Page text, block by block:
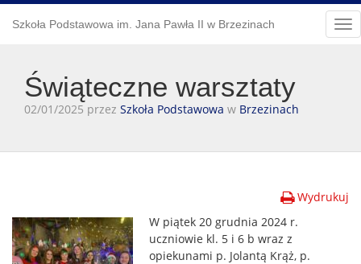
Szkoła Podstawowa im. Jana Pawła II w Brzezinach
Świąteczne warsztaty
02/01/2025 przez Szkoła Podstawowa w Brzezinach
Wydrukuj
W piątek 20 grudnia 2024 r.
uczniowie kl. 5 i 6 b wraz z
opiekunami p. Jolantą Krąż, p.